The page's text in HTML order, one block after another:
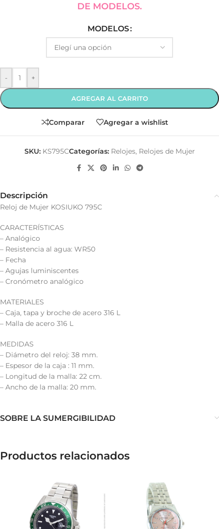
DE MODELOS.
MODELOS
- +
AGREGAR AL CARRITO
Comparar Agregar a wishlist
SKU: KS795CCategorías: Relojes, Relojes de Mujer
Descripción
Reloj de Mujer KOSIUKO 795C
CARACTERÍSTICAS
– Analógico
– Resistencia al agua: WR50
– Fecha
– Agujas luminiscentes
– Cronómetro analógico
MATERIALES
– Caja, tapa y broche de acero 316 L
– Malla de acero 316 L
MEDIDAS
– Diámetro del reloj: 38 mm.
– Espesor de la caja : 11 mm.
– Longitud de la malla: 22 cm.
– Ancho de la malla: 20 mm.
SOBRE LA SUMERGIBILIDAD
Productos relacionados